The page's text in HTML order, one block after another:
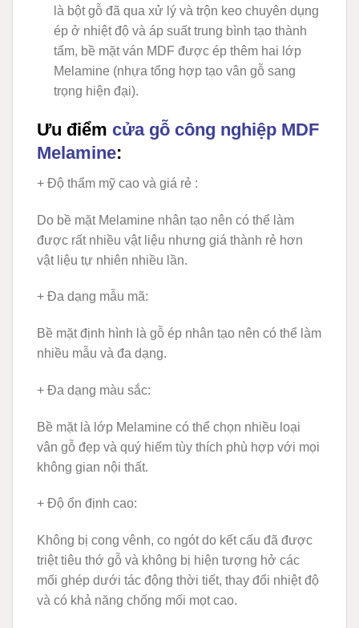
là bột gỗ đã qua xử lý và trộn keo chuyên dụng
ép ở nhiệt độ và áp suất trung bình tạo thành
tấm, bề mặt ván MDF được ép thêm hai lớp
Melamine (nhựa tổng hợp tạo vân gỗ sang
trọng hiện đại).
Ưu điểm cửa gỗ công nghiệp MDF
Melamine:
+ Độ thẩm mỹ cao và giá rẻ :
Do bề mặt Melamine nhân tạo nên có thể làm
được rất nhiều vật liệu nhưng giá thành rẻ hơn
vật liệu tự nhiên nhiều lần.
+ Đa dạng mẫu mã:
Bề mặt định hình là gỗ ép nhân tạo nên có thể làm
nhiều mẫu và đa dạng.
+ Đa dạng màu sắc:
Bề mặt là lớp Melamine có thể chọn nhiều loại
vân gỗ đẹp và quý hiếm tùy thích phù hợp với mọi
không gian nội thất.
+ Độ ổn định cao:
Không bị cong vênh, co ngót do kết cấu đã được
triệt tiêu thớ gỗ và không bị hiện tượng hở các
mối ghép dưới tác động thời tiết, thay đổi nhiệt độ
và có khả năng chống mối mọt cao.